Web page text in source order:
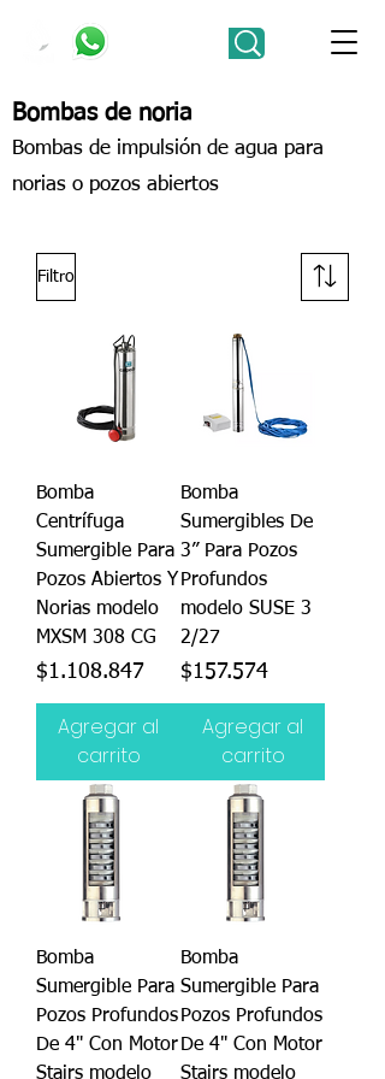
Bombas de noria
Bombas de impulsión de agua para
norias o pozos abiertos
Filtro
Bomba
Centrífuga
Sumergible Para
Pozos Abiertos Y
Norias modelo
MXSM 308 CG
Precio
$1.108.847
Agregar al
carrito
Bomba
Sumergibles De
3” Para Pozos
Profundos
modelo SUSE 3
2/27
Precio
$157.574
Agregar al
carrito
Bomba
Sumergible Para
Pozos Profundos
De 4" Con Motor
Stairs modelo
Bomba
Sumergible Para
Pozos Profundos
De 4" Con Motor
Stairs modelo